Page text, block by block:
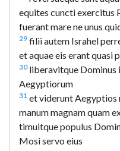
equites cuncti exercitus
fuerant mare ne unus
29 filii autem Israhel
et aquae eis erant quasi
30liberavitque Dominus
Aegyptiorum
31 et viderunt Aegyptios
manum magnam quam
timuitque populus
Mosi servo eius